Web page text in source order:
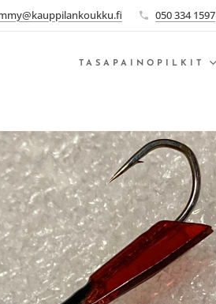
050 334 1597
TASAPAINOPILKIT